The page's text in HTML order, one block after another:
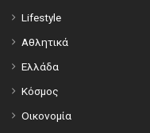
Lifestyle
Αθλητικά
Ελλάδα
Κόσμος
Οικονομία